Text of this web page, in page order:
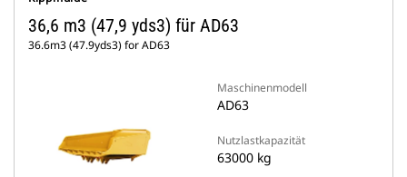
36,6 m3 (47,9 yds3) für AD63
36.6m3 (47.9yds3) for AD63
Maschinenmodell
AD63
Nutzlastkapazität
63000 kg